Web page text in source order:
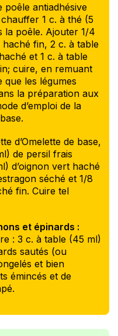
poêle antiadhésive
1 c. à thé (5
la poêle. Ajouter 1/4
fin, 2 c. à table
et 1 c. à table
cuire, en remuant
que les légumes
la préparation aux
d’emploi de la
d’Omelette de base,
de persil frais
d’oignon vert haché
séché et 1/8
fin. Cuire tel
et épinards :
: 3 c. à table (45 ml)
sautés (ou
et bien
émincés et de